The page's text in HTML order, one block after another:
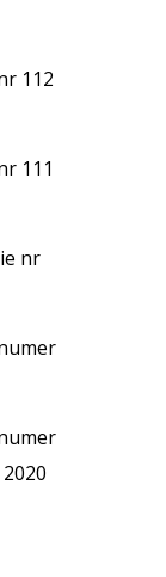
112
111
nr